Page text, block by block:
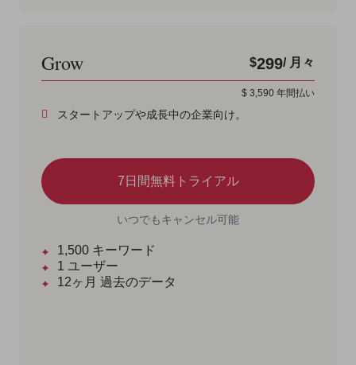
Grow $299/ 月々
$ 3,590 年間払い
スタートアップや成長中の企業向け。
7日間無料トライアル
いつでもキャンセル可能
1,500 キーワード
1 ユーザー
12ヶ月 過去のデータ